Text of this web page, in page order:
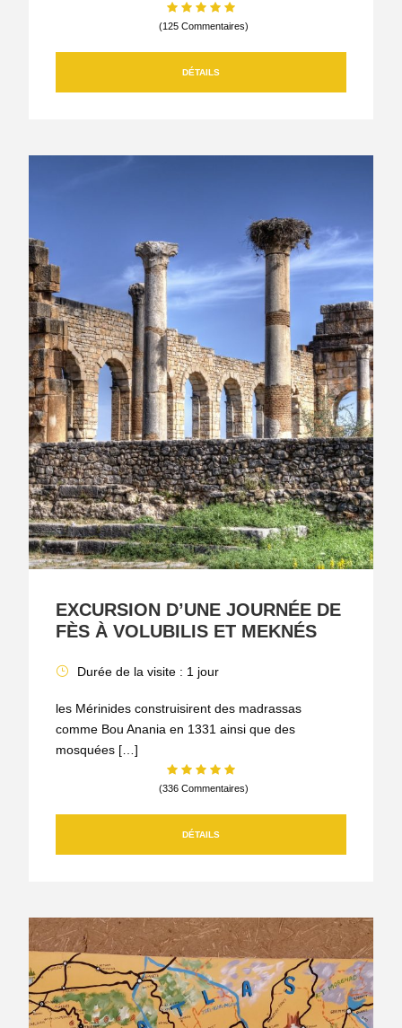
(125 Commentaires)
DÉTAILS
EXCURSION D’UNE JOURNÉE DE
FÈS À VOLUBILIS ET MEKNÉS
Durée de la visite : 1 jour
les Mérinides construisirent des madrassas
comme Bou Anania en 1331 ainsi que des
mosquées […]
(336 Commentaires)
DÉTAILS